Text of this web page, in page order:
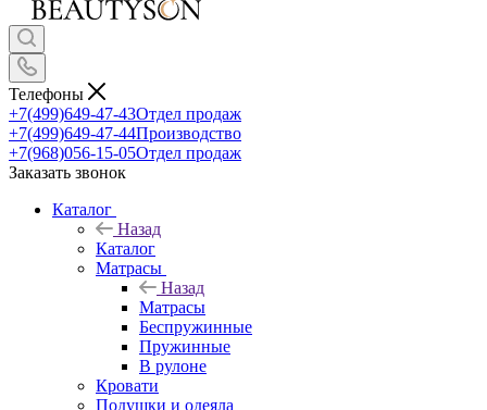
Телефоны
+7(499)649-47-43Отдел продаж
+7(499)649-47-44Производство
+7(968)056-15-05Отдел продаж
Заказать звонок
Каталог
Назад
Каталог
Матрасы
Назад
Матрасы
Беспружинные
Пружинные
В рулоне
Кровати
Подушки и одеяла